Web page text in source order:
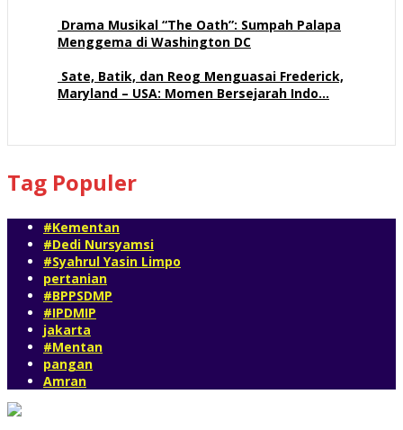
Drama Musikal “The Oath”: Sumpah Palapa
Menggema di Washington DC
Sate, Batik, dan Reog Menguasai Frederick,
Maryland – USA: Momen Bersejarah Indo…
Tag Populer
#Kementan
#Dedi Nursyamsi
#Syahrul Yasin Limpo
pertanian
#BPPSDMP
#IPDMIP
jakarta
#Mentan
pangan
Amran